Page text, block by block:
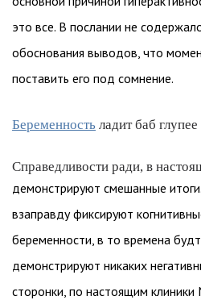
это все. В послании не
обоснования выводов, что
поставить его под сомнение.
Беременность ладит баб глупее
Справедливости ради, в
демонстрируют смешанные
взаправду фиксируют
беременности, в то времена
демонстрируют никаких
сторонки, по настоящим клиники